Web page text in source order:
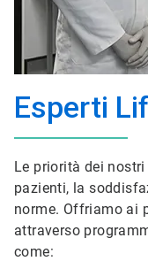
Esperti
Le priorità dei
pazienti, la
norme. Offriamo ai
attraverso
come: